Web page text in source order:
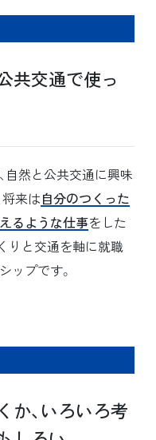
共交通で使っ
自然と公共交通に興味
将来は 自分のつくった
るような仕事をした
りと交通を軸に就職
ップです。
か、いろいろ考